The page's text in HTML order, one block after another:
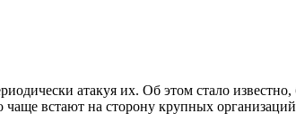
атакуя их. Об этом стало
встают на сторону крупных